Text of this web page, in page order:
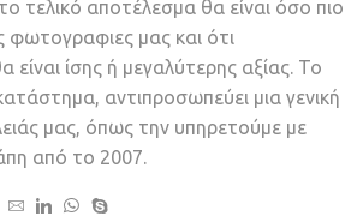
τελικό αποτέλεσμα θα είναι όσο πιο
φωτογραφιες μας και ότι
είναι ίσης ή μεγαλύτερης αξίας. Το
αντιπροσωπεύει μια γενική
μας, όπως την υπηρετούμε με
από το 2007.